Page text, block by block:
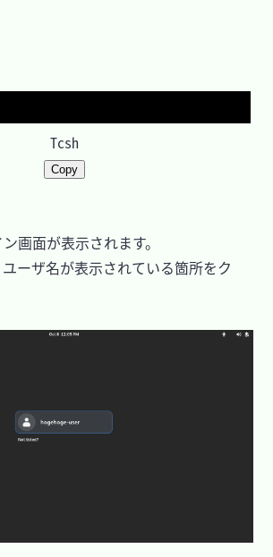
Tcsh
Copy
画面が表示されます。
ーザ名が表示されている箇所をク